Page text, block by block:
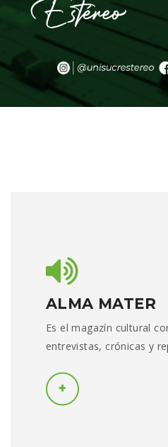
ALMA MATER
Es el magazín cultural
entrevistas, crónicas y